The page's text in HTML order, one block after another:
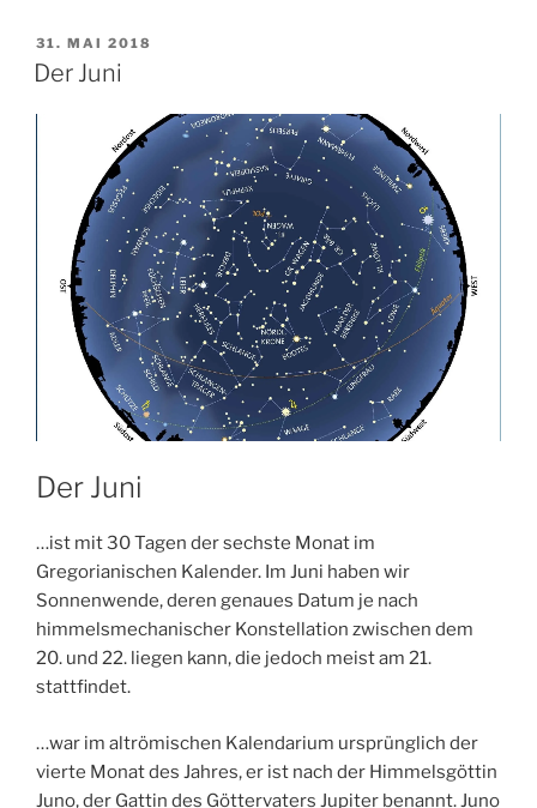
VERÖFFENTLICHT
AM
31. MAI 2018
Der Juni
Der Juni
…ist mit 30 Tagen der sechste Monat im
Gregorianischen Kalender. Im Juni haben wir
Sonnenwende, deren genaues Datum je nach
himmelsmechanischer Konstellation zwischen dem
20. und 22. liegen kann, die jedoch meist am 21.
stattfindet.
…war im altrömischen Kalendarium ursprünglich der
vierte Monat des Jahres, er ist nach der Himmelsgöttin
Juno, der Gattin des Göttervaters Jupiter benannt. Juno